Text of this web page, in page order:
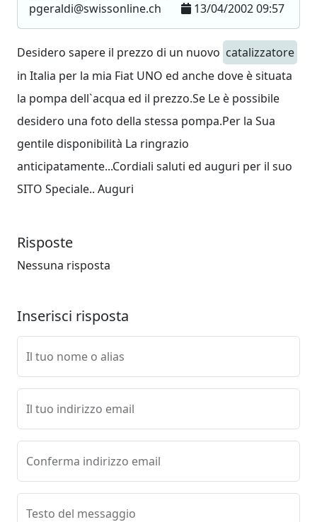
pgeraldi@swissonline.ch
13/04/2002 09:57
Desidero sapere il prezzo di un nuovo catalizzatore
in Italia per la mia Fiat UNO ed anche dove è situata
la pompa dell`acqua ed il prezzo.Se Le è possibile
desidero una foto della stessa pompa.Per la Sua
gentile disponibilità La ringrazio
anticipatamente...Cordiali saluti ed auguri per il suo
SITO Speciale.. Auguri
Risposte
Nessuna risposta
Inserisci risposta
Il tuo nome o alias
Il tuo indirizzo email
Conferma indirizzo email
Testo del messaggio